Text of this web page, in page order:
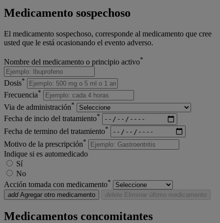
Medicamento sospechoso
El medicamento sospechoso, corresponde al medicamento que cree
usted que le está ocasionando el evento adverso.
Nombre del medicamento o principio activo*
Dosis*
Frecuencia*
Via de administración*
Fecha de incio del tratamiento*
Fecha de termino del tratamiento*
Motivo de la prescripción*
Indique si es automedicado
Sí
No
Acción tomada con medicamento*
addAgregar otro medicamento delete Eliminar último medicamento
Medicamentos concomitantes